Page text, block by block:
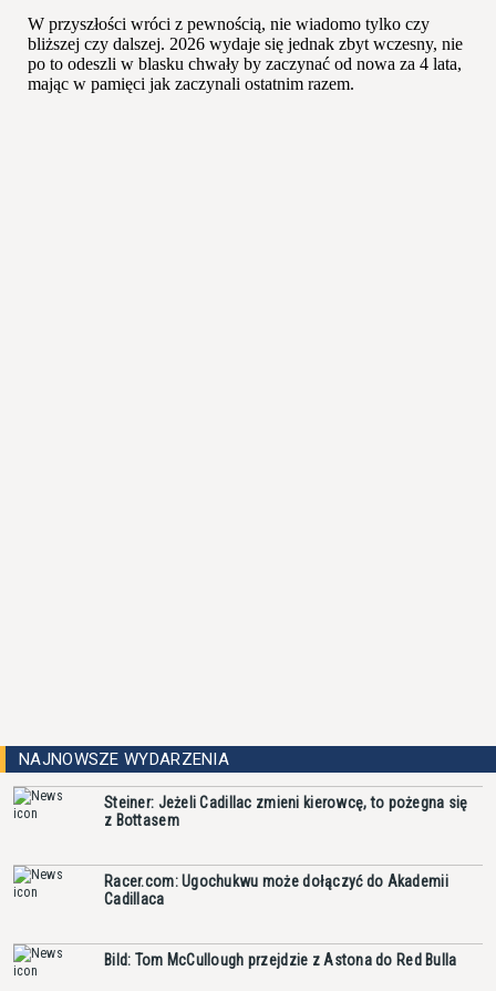
NAJNOWSZE WYDARZENIA
Steiner: Jeżeli Cadillac zmieni kierowcę, to pożegna się
z Bottasem
Racer.com: Ugochukwu może dołączyć do Akademii
Cadillaca
Bild: Tom McCullough przejdzie z Astona do Red Bulla